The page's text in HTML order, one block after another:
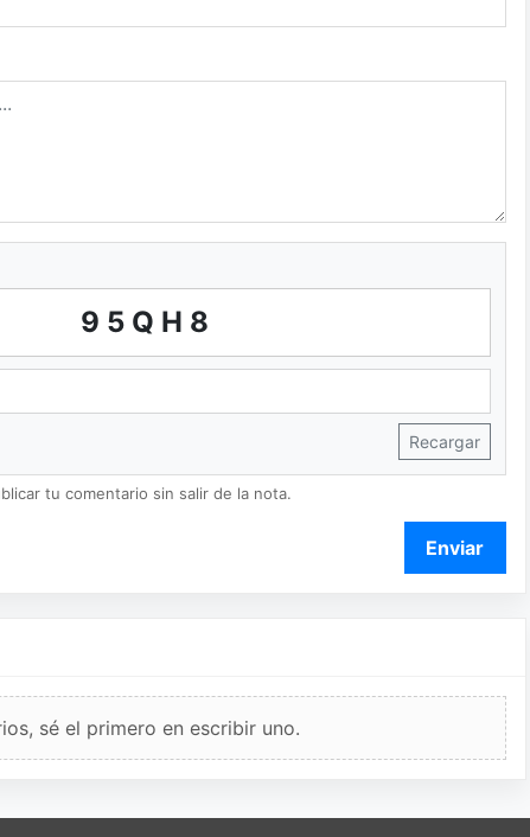
95QH8
Recargar
tu comentario sin salir de la nota.
Enviar
sé el primero en escribir uno.